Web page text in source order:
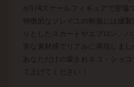
が1/4スケールフィギュアで登場
特徴的なソレイユの制服には縫
りとしたスカートやエプロン、パ
実な素材感でリアルに再現しまし
あなただけの愛されネコ・ショコ
て上げてください！